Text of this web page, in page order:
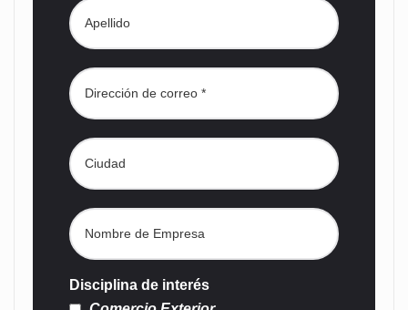
Disciplina de interés